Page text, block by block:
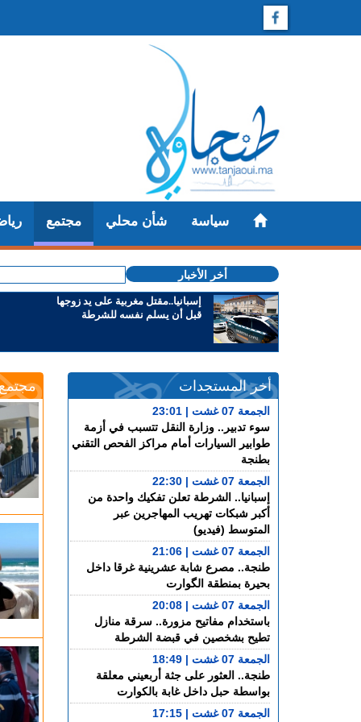
مجتمع شأن محلي سياسة
أخر الأخبار
إسبانيا..مقتل مغربية على يد زوجها
قبل أن يسلم نفسه للشرطة
مجتمع أخر المستجدات
الجمعة 07 غشت | 23:01
سوء تدبير.. وزارة النقل تتسبب في أزمة
طوابير السيارات أمام مراكز الفحص التقني
بطنجة
الجمعة 07 غشت | 22:30
إسبانيا.. الشرطة تعلن تفكيك واحدة من
أكبر شبكات تهريب المهاجرين عبر
المتوسط (فيديو)
الجمعة 07 غشت | 21:06
طنجة.. مصرع شابة عشرينية غرقا داخل
بحيرة بمنطقة الگوارت
الجمعة 07 غشت | 20:08
باستخدام مفاتيح مزورة.. سرقة منازل
تطيح بشخصين في قبضة الشرطة
الجمعة 07 غشت | 18:49
طنجة.. العثور على جثة أربعيني معلقة
بواسطة حبل داخل غابة بالكوارت
الجمعة 07 غشت | 17:15